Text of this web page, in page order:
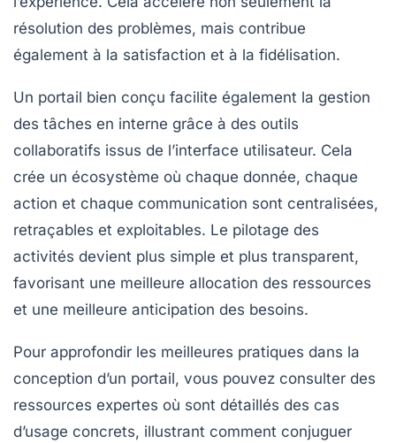
résolution des problèmes, mais contribue
également à la satisfaction et à la fidélisation.
Un portail bien conçu facilite également la gestion
des tâches en interne grâce à des outils
collaboratifs issus de l’interface utilisateur. Cela
crée un écosystème où chaque donnée, chaque
action et chaque communication sont centralisées,
retraçables et exploitables. Le pilotage des
activités devient plus simple et plus transparent,
favorisant une meilleure allocation des ressources
et une meilleure anticipation des besoins.
Pour approfondir les meilleures pratiques dans la
conception d’un portail, vous pouvez consulter des
ressources expertes où sont détaillés des cas
d’usage concrets, illustrant comment conjuguer